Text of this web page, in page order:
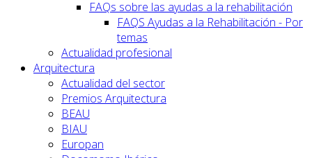
FAQs sobre las ayudas a la rehabilitación
FAQS Ayudas a la Rehabilitación - Por
temas
Actualidad profesional
Arquitectura
Actualidad del sector
Premios Arquitectura
BEAU
BIAU
Europan